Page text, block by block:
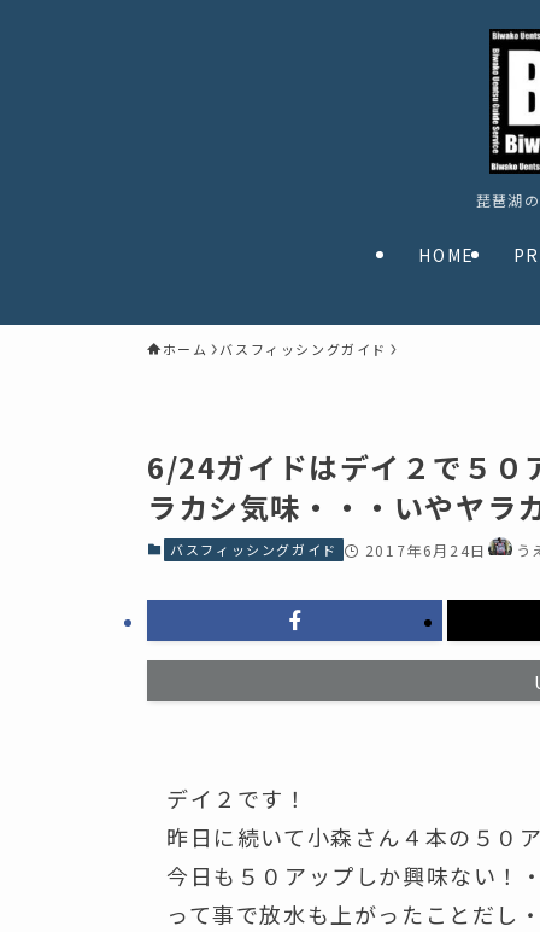
琵琶湖
HOME
ホーム バスフィッシングガイド
6/24ガイドはデイ２で５０
ラカシ気味・・・いやヤラ
バスフィッシングガイド 2017年6月24日 う
デイ２です！
昨日に続いて小森さん４本の５０
今日も５０アップしか興味ない！
って事で放水も上がったことだし